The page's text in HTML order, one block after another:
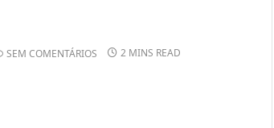
SEM COMENTÁRIOS 2 MINS READ